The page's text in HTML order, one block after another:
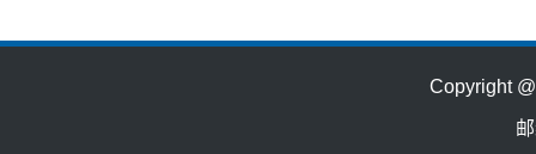
Copyright